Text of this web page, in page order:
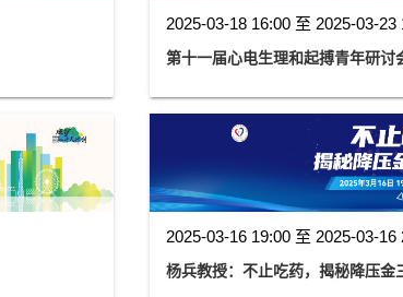
2025-03-18 16:00 至 2025-03-23
第十一届心电生理和起搏青年研讨
2025-03-16 19:00 至 2025-03-16
杨兵教授：不止吃药，揭秘降压金